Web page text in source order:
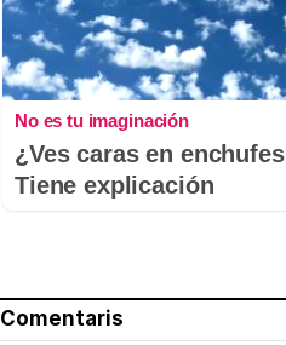
No es tu imaginación
¿Ves caras en
Tiene explicación
Comentaris